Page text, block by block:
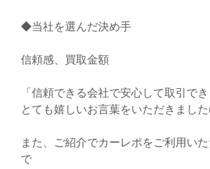
◆当社を選んだ決め手
信頼感、買取金額
「信頼できる会社で安心して取引で
とても嬉しいお言葉をいただきました
また、ご紹介でカーレポをご利用い
で